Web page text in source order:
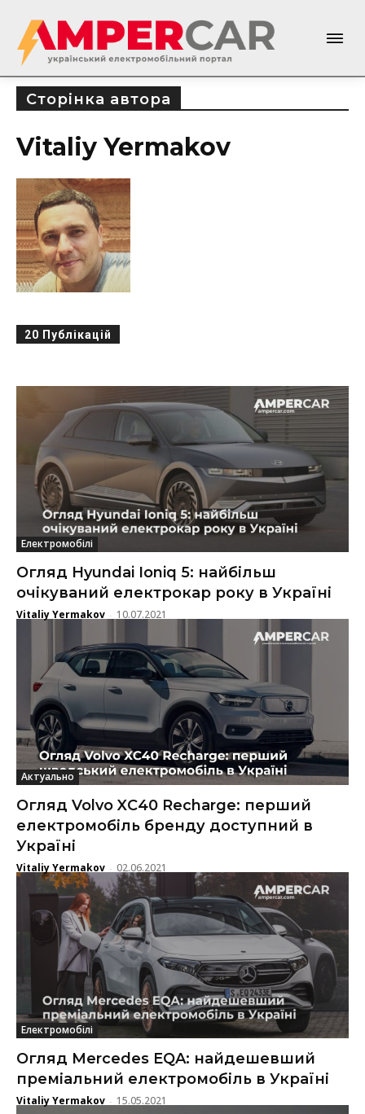
Сторінка автора
Vitaliy Yermakov
20 Публікацій
Електромобілі
Огляд Hyundai Ioniq 5: найбільш
очікуваний електрокар року в Україні
Vitaliy Yermakov - 10.07.2021
Актуально
Огляд Volvo XC40 Recharge: перший
електромобіль бренду доступний в
Україні
Vitaliy Yermakov - 02.06.2021
Електромобілі
Огляд Mercedes EQA: найдешевший
преміальний електромобіль в Україні
Vitaliy Yermakov - 15.05.2021